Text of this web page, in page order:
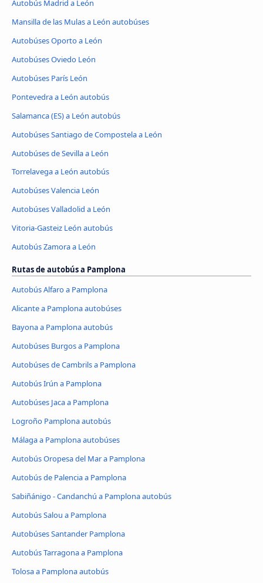
Autobús Madrid a León
Mansilla de las Mulas a León autobúses
Autobúses Oporto a León
Autobúses Oviedo León
Autobúses París León
Pontevedra a León autobús
Salamanca (ES) a León autobús
Autobúses Santiago de Compostela a León
Autobúses de Sevilla a León
Torrelavega a León autobús
Autobúses Valencia León
Autobúses Valladolid a León
Vitoria-Gasteiz León autobús
Autobús Zamora a León
Rutas de autobús a Pamplona
Autobús Alfaro a Pamplona
Alicante a Pamplona autobúses
Bayona a Pamplona autobús
Autobúses Burgos a Pamplona
Autobúses de Cambrils a Pamplona
Autobús Irún a Pamplona
Autobúses Jaca a Pamplona
Logroño Pamplona autobús
Málaga a Pamplona autobúses
Autobús Oropesa del Mar a Pamplona
Autobús de Palencia a Pamplona
Sabiñánigo - Candanchú a Pamplona autobús
Autobús Salou a Pamplona
Autobúses Santander Pamplona
Autobús Tarragona a Pamplona
Tolosa a Pamplona autobús